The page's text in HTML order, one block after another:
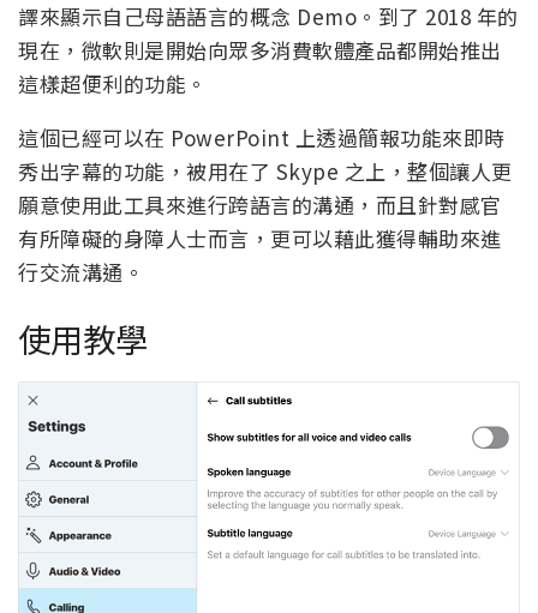
譯來顯示自己母語語言的概念 Demo。到了 2018 年的
現在，微軟則是開始向眾多消費軟體產品都開始推出
這樣超便利的功能。
這個已經可以在 PowerPoint 上透過簡報功能來即時
秀出字幕的功能，被用在了 Skype 之上，整個讓人更
願意使用此工具來進行跨語言的溝通，而且針對感官
有所障礙的身障人士而言，更可以藉此獲得輔助來進
行交流溝通。
使用教學